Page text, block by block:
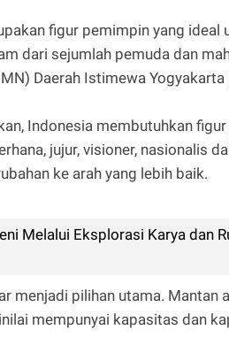
figur pemimpin yang ideal
dari sejumlah pemuda dan
Daerah Istimewa Yogyakarta
Indonesia membutuhkan
jujur, visioner, nasionalis
ke arah yang lebih baik.
Melalui Eksplorasi Karya dan
menjadi pilihan utama. Mantan
mempunyai kapasitas dan